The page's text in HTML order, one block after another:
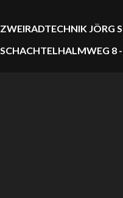
ZWEIRADTECHNIK JÖRG
SCHACHTELHALMWEG 8